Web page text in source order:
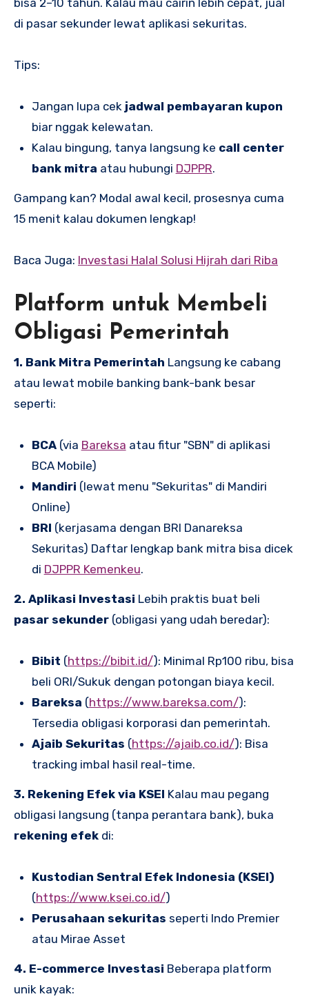
di pasar sekunder lewat aplikasi sekuritas.
Tips:
Jangan lupa cek jadwal pembayaran kupon
biar nggak kelewatan.
Kalau bingung, tanya langsung ke call center
bank mitra atau hubungi DJPPR.
Gampang kan? Modal awal kecil, prosesnya cuma
15 menit kalau dokumen lengkap!
Baca Juga: Investasi Halal Solusi Hijrah dari Riba
Platform untuk Membeli
Obligasi Pemerintah
1. Bank Mitra Pemerintah Langsung ke cabang
atau lewat mobile banking bank-bank besar
seperti:
BCA(via Bareksa atau fitur "SBN" di aplikasi
BCA Mobile)
Mandiri (lewat menu "Sekuritas" di Mandiri
Online)
BRI (kerjasama dengan BRI Danareksa
Sekuritas) Daftar lengkap bank mitra bisa dicek
di DJPPR Kemenkeu.
2. Aplikasi Investasi Lebih praktis buat beli
pasar sekunder (obligasi yang udah beredar):
Bibit (https://bibit.id/): Minimal Rp100 ribu, bisa
beli ORI/Sukuk dengan potongan biaya kecil.
Bareksa (https://www.bareksa.com/):
Tersedia obligasi korporasi dan pemerintah.
Ajaib Sekuritas (https://ajaib.co.id/): Bisa
tracking imbal hasil real-time.
3. Rekening Efek via KSEI Kalau mau pegang
obligasi langsung (tanpa perantara bank), buka
rekening efek di:
Kustodian Sentral Efek Indonesia (KSEI)
(https://www.ksei.co.id/)
Perusahaan sekuritas seperti Indo Premier
atau Mirae Asset
4. E-commerce Investasi Beberapa platform
unik kayak: